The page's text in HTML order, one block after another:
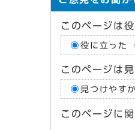
このページは
役に立った
このページは
見つけやす
このページに